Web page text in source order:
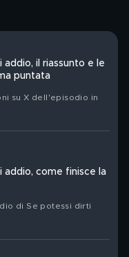
addio, il riassunto e le
puntata
su X dell'episodio in
addio, come finisce la
di Se potessi dirti